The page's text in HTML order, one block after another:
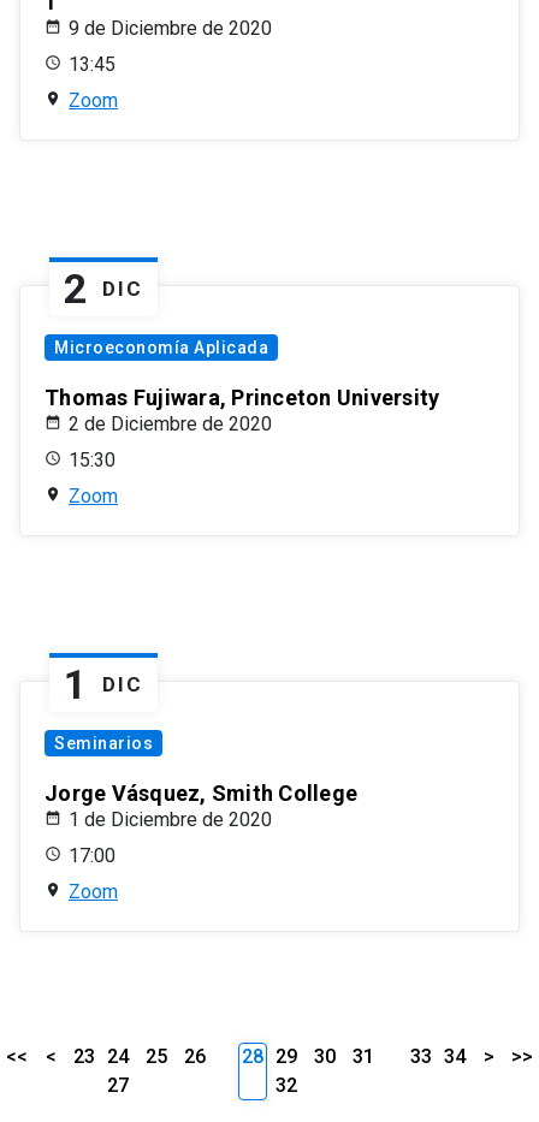
9 de Diciembre de 2020
13:45
Zoom
2 DIC
Microeconomía Aplicada
Thomas Fujiwara, Princeton University
2 de Diciembre de 2020
15:30
Zoom
1 DIC
Seminarios
Jorge Vásquez, Smith College
1 de Diciembre de 2020
17:00
Zoom
<< < 23 24 25
26
27
28 29 30
31
32
33 34 > >>